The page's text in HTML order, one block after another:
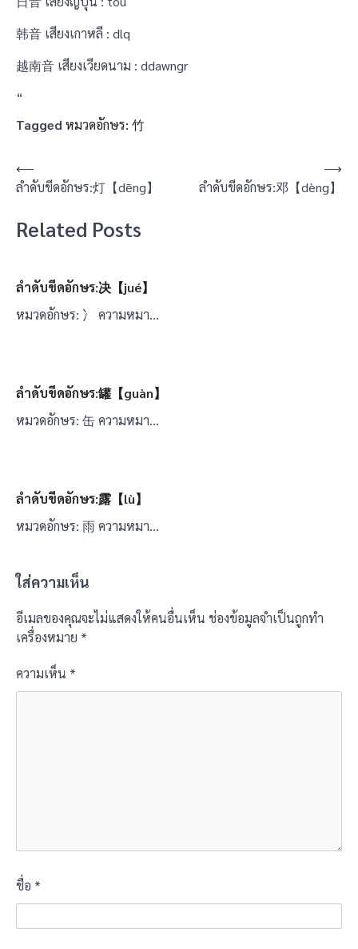
韩音 เสียงเกาหลี : dlq
越南音 เสียงเวียดนาม : ddawngr
“
Tagged หมวดอักษร: 竹
แนะแนว
เรื่อง
⟵
ลำดับขีดอักษร:灯【dēng】
ลำดับขีดอักษร:邓【dèng】
⟶
Related Posts
ลำดับขีดอักษร:决【jué】
หมวดอักษร: 冫 ความหมา…
ลำดับขีดอักษร:罐【guàn】
หมวดอักษร: 缶 ความหมา…
ลำดับขีดอักษร:露【lù】
หมวดอักษร: 雨 ความหมา…
ใส่ความเห็น
อีเมลของคุณจะไม่แสดงให้คนอื่นเห็น ช่องข้อมูลจำเป็นถูกทำ
เครื่องหมาย *
ความเห็น *
ชื่อ *